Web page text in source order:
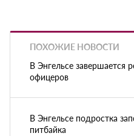
ПОХОЖИЕ НОВОСТИ
В Энгельсе завершается
офицеров
В Энгельсе подростка
питбайка